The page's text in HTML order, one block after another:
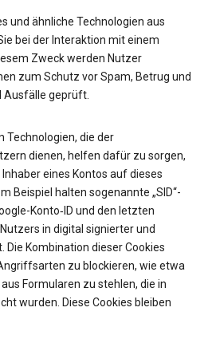
und ähnliche Technologien aus
bei der Interaktion mit einem
Zweck werden Nutzer
zum Schutz vor Spam, Betrug und
Ausfälle geprüft.
Technologien, die der
dienen, helfen dafür zu sorgen,
eines Kontos auf dieses
Beispiel halten sogenannte „SID“-
Konto‑ID und den letzten
in digital signierter und
Die Kombination dieser Cookies
zu blockieren, wie etwa
Formularen zu stehlen, die in
wurden. Diese Cookies bleiben